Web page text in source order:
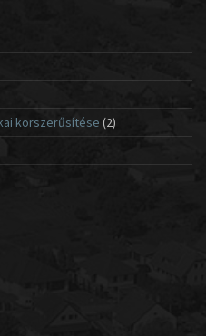
korszerűsítése (2)